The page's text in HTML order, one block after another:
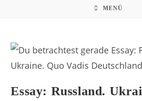
MENÜ
Essay: Russland.